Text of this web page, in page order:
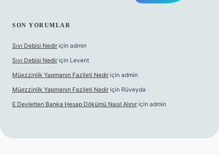
SON YORUMLAR
Sıvı Debisi Nedir için admin
Sıvı Debisi Nedir için Levent
Müezzinlik Yapmanın Fazileti Nedir için admin
Müezzinlik Yapmanın Fazileti Nedir için Rüveyda
E Devletten Banka Hesap Dökümü Nasıl Alınır için admin